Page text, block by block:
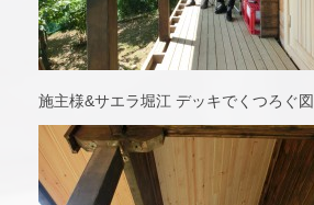
施主様&サエラ堀江 デッキでくつろぐ図